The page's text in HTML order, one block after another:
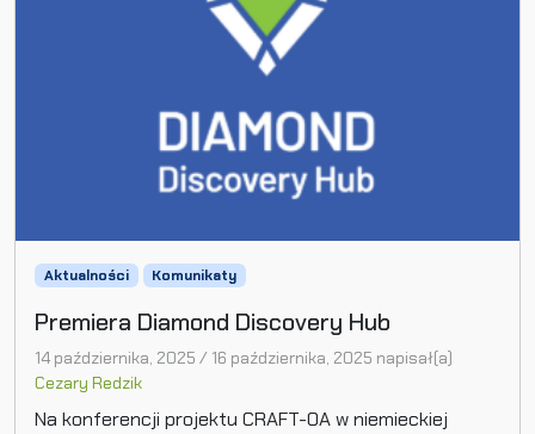
Aktualności Komunikaty
Premiera Diamond Discovery Hub
14 października, 2025 / 16 października, 2025 napisał(a)
Cezary Redzik
Na konferencji projektu CRAFT-OA w niemieckiej